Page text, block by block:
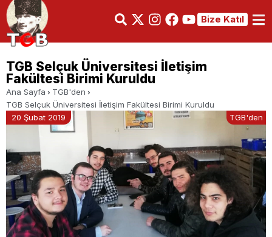
Bize Katıl
TGB Selçuk Üniversitesi İletişim
Fakültesi Birimi Kuruldu
Ana Sayfa
TGB'den
TGB Selçuk Üniversitesi İletişim Fakültesi Birimi Kuruldu
20 Şubat 2019
TGB'den